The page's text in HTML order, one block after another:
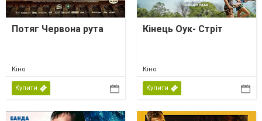
Потяг Червона рута
Кіно
Купити
Кінець Оук- Стріт
Кіно
Купити